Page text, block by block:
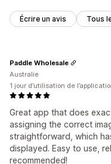
Écrire un avis Tous
Great app that does
assigning the correct
straightforward, which
displayed. Easy to use,
recommended!
Paddle Wholesale
Australie
1 jour d’utilisation de